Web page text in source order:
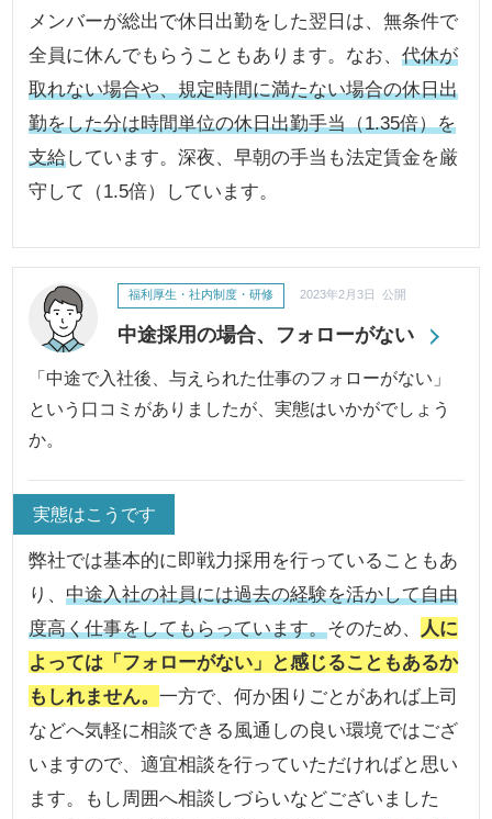
メンバーが総出で休日出勤をした翌日は、無条件で
全員に休んでもらうこともあります。なお、代休が
取れない場合や、規定時間に満たない場合の休日出
勤をした分は時間単位の休日出勤手当（1.35倍）を
支給しています。深夜、早朝の手当も法定賃金を厳
守して（1.5倍）しています。
中途採用の場合、フォローがない
福利厚生・社内制度・研修 2023年2月3日 公開
「中途で入社後、与えられた仕事のフォローがない」
という口コミがありましたが、実態はいかがでしょう
か。
実態はこうです
弊社では基本的に即戦力採用を行っていることもあ
り、中途入社の社員には過去の経験を活かして自由
度高く仕事をしてもらっています。そのため、
人に
よっては「フォローがない」と感じることもあるか
もしれません。一方で、何か困りごとがあれば上司
などへ気軽に相談できる風通しの良い環境ではござ
いますので、適宜相談を行っていただければと思い
ます。もし周囲へ相談しづらいなどございました